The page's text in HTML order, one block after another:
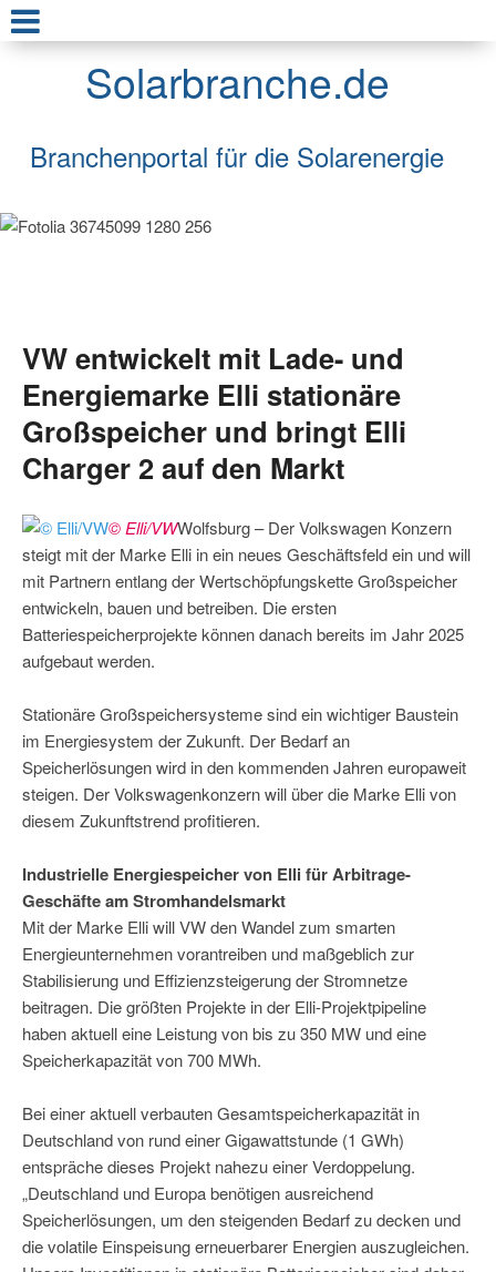
Solarbranche.de
Branchenportal für die Solarenergie
VW entwickelt mit Lade- und
Energiemarke Elli stationäre
Großspeicher und bringt Elli
Charger 2 auf den Markt
© Elli/VWWolfsburg – Der Volkswagen Konzern
steigt mit der Marke Elli in ein neues Geschäftsfeld ein und will
mit Partnern entlang der Wertschöpfungskette Großspeicher
entwickeln, bauen und betreiben. Die ersten
Batteriespeicherprojekte können danach bereits im Jahr 2025
aufgebaut werden.
Stationäre Großspeichersysteme sind ein wichtiger Baustein
im Energiesystem der Zukunft. Der Bedarf an
Speicherlösungen wird in den kommenden Jahren europaweit
steigen. Der Volkswagenkonzern will über die Marke Elli von
diesem Zukunftstrend profitieren.
Industrielle Energiespeicher von Elli für Arbitrage-
Geschäfte am Stromhandelsmarkt
Mit der Marke Elli will VW den Wandel zum smarten
Energieunternehmen vorantreiben und maßgeblich zur
Stabilisierung und Effizienzsteigerung der Stromnetze
beitragen. Die größten Projekte in der Elli-Projektpipeline
haben aktuell eine Leistung von bis zu 350 MW und eine
Speicherkapazität von 700 MWh.
Bei einer aktuell verbauten Gesamtspeicherkapazität in
Deutschland von rund einer Gigawattstunde (1 GWh)
entspräche dieses Projekt nahezu einer Verdoppelung.
„Deutschland und Europa benötigen ausreichend
Speicherlösungen, um den steigenden Bedarf zu decken und
die volatile Einspeisung erneuerbarer Energien auszugleichen.